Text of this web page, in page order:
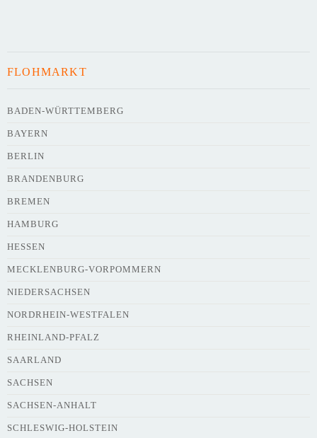
Webseite
Kurze Beschreibung des Flohmarkts
FLOHMARKT
BADEN-WÜRTTEMBERG
BAYERN
BERLIN
BRANDENBURG
BREMEN
HAMBURG
HESSEN
MECKLENBURG-VORPOMMERN
NIEDERSACHSEN
NORDRHEIN-WESTFALEN
RHEINLAND-PFALZ
SAARLAND
SACHSEN
SACHSEN-ANHALT
SCHLESWIG-HOLSTEIN